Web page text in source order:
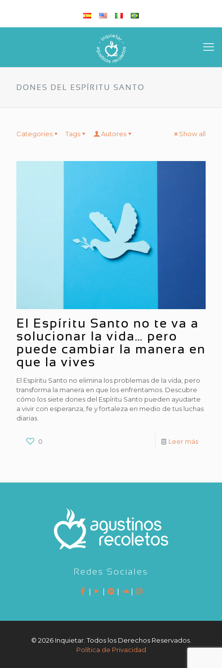
DONES DEL ESPÍRITU SANTO
Categories Tags Autores Show all
El Espíritu Santo no te va a
solucionar la vida… pero
puede cambiar la manera en
que la vives
El Espíritu Santo no elimina los problemas de la vida, pero
transforma la manera en que los enfrentamos. Descubre
cómo los siete dones del Espíritu Santo pueden ayudarte
a vivir con esperanza, fe y fortaleza en medio de tus luchas
diarias.
0 Leer más
Redes Sociales
| | | |
© 2026 Inquietar. Todos los Derechos Reservados.
Política de Privacidad